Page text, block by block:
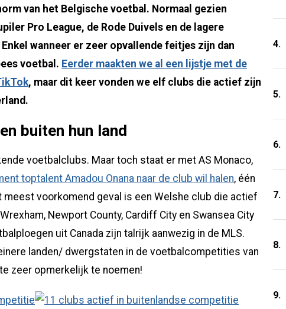
van het Belgische voetbal. Normaal gezien
Pro League, de Rode Duivels en de lagere
wanneer er zeer opvallende feitjes zijn dan
voetbal. Eerder maakten we al een lijstje met de
, maar dit keer vonden we elf clubs die actief zijn
buiten hun land
voetbalclubs. Maar toch staat er met AS Monaco,
toptalent Amadou Onana naar de club wil halen, één
voorkomend geval is een Welshe club die actief
Newport County, Cardiff City en Swansea City
uit Canada zijn talrijk aanwezig in de MLS.
landen/ dwergstaten in de voetbalcompetities van
zeer opmerkelijk te noemen!
4.
5.
6.
7.
8.
9.